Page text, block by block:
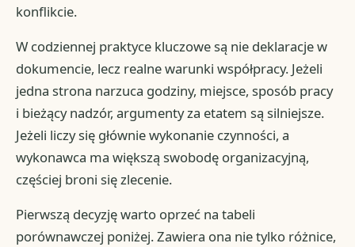
konflikcie.
W codziennej praktyce kluczowe są nie deklaracje w
dokumencie, lecz realne warunki współpracy. Jeżeli
jedna strona narzuca godziny, miejsce, sposób pracy
i bieżący nadzór, argumenty za etatem są silniejsze.
Jeżeli liczy się głównie wykonanie czynności, a
wykonawca ma większą swobodę organizacyjną,
częściej broni się zlecenie.
Pierwszą decyzję warto oprzeć na tabeli
porównawczej poniżej. Zawiera ona nie tylko różnice,